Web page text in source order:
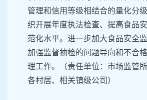
管理和信用等级相结合的量化分
织开展年度执法检查、提高食品
范化水平。进一步加大食品安全监
加强监督抽检的问题导向和不合
理工作。（责任单位：市场监管所
各村居、相关镇级公司）